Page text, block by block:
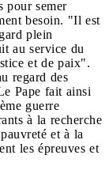
pour semer
besoin. "Il est
plein
au service du
et de paix".
regard des
Pape fait ainsi
guerre
à la recherche
et à la
les épreuves et